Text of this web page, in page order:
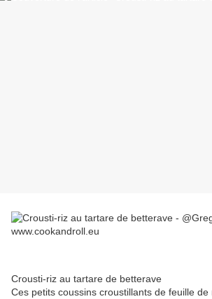
Crousti-riz au tartare de betterave
Ces petits coussins croustillants de feuille